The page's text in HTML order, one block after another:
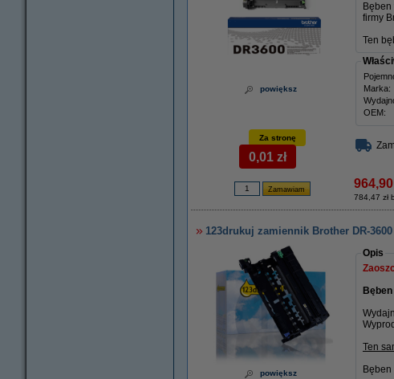
powiększ
firmy
Ten
Marka:
OEM:
Za stronę
0,01 zł
964,90
784,47 zł
123drukuj zamiennik Brother DR-
powiększ
Opis
Ten